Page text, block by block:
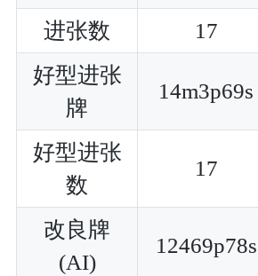
进张数
17
好型进张
牌
14m3p69s
好型进张
数
17
改良牌
(AI)
12469p78s